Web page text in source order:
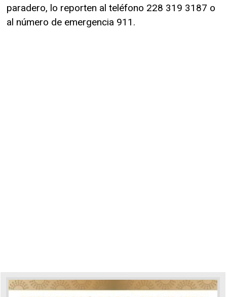
paradero, lo reporten al teléfono 228 319 3187 o
al número de emergencia 911.